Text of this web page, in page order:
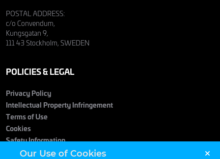
POSTAL ADDRESS:
c/o Convendum,
Kungsgatan 9,
111 43 Stockholm, SWEDEN
POLICIES & LEGAL
Privacy Policy
Intellectual Property Infringement
Terms of Use
Cookies
Safety Information
Our Use of Cookies